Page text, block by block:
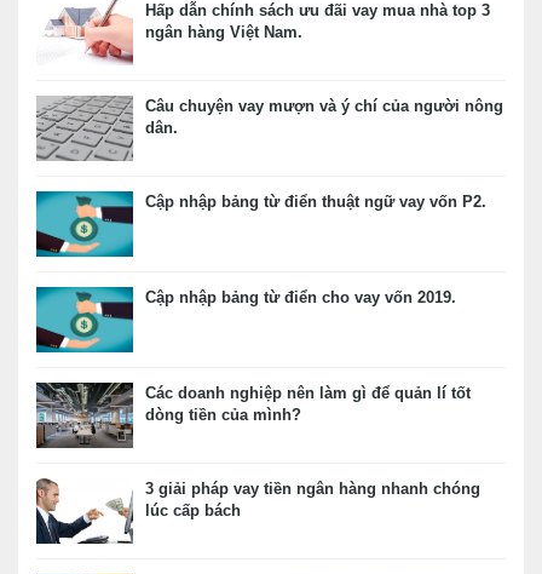
Hấp dẫn chính sách ưu đãi vay mua nhà top 3
ngân hàng Việt Nam.
Câu chuyện vay mượn và ý chí của người nông
dân.
Cập nhập bảng từ điển thuật ngữ vay vốn P2.
Cập nhập bảng từ điển cho vay vốn 2019.
Các doanh nghiệp nên làm gì để quản lí tốt
dòng tiền của mình?
3 giải pháp vay tiền ngân hàng nhanh chóng
lúc cấp bách